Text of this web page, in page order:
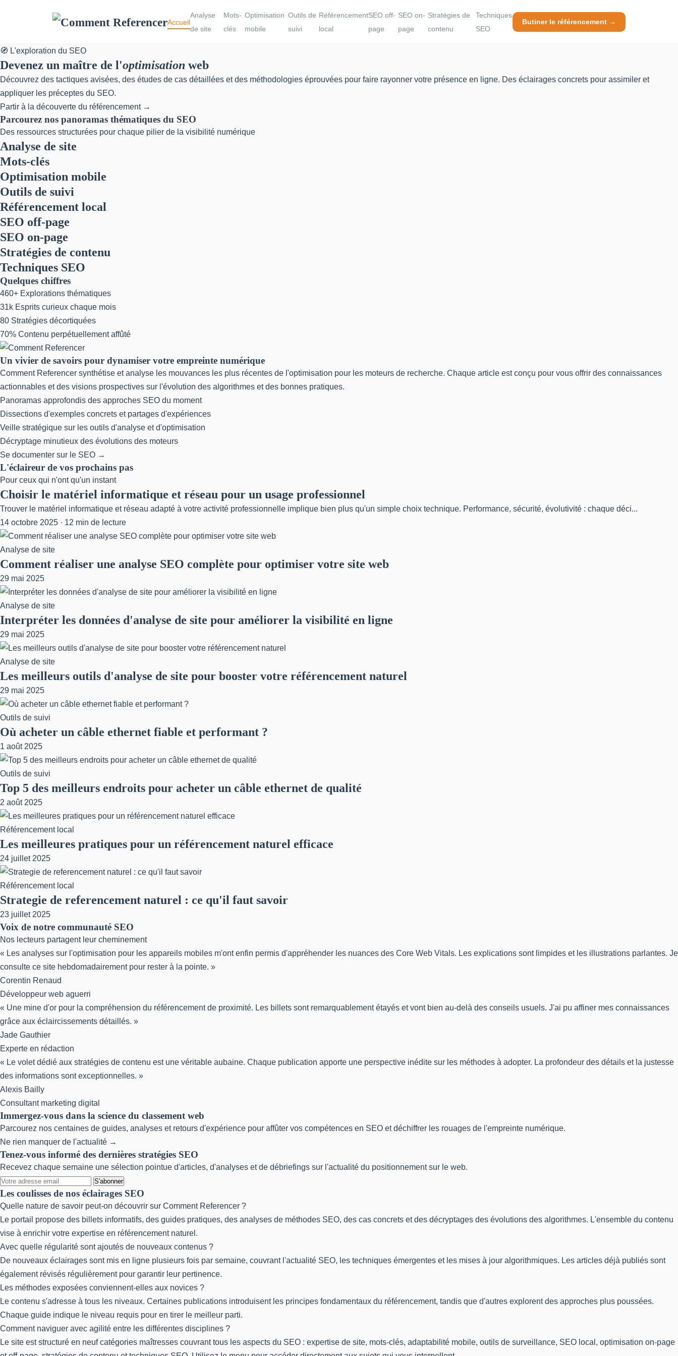
Accueil
Analyse
de site
Mots-
clés
Optimisation
mobile
Outils de
suivi
Référencement
local
SEO off-
page
SEO on-
page
Stratégies de
contenu
Techniques
SEO
Butiner le référencement →
🧭 L'exploration du SEO
Devenez un maître de l'optimisation web
Découvrez des tactiques avisées, des études de cas détaillées et des méthodologies éprouvées pour faire rayonner votre présence en ligne. Des éclairages concrets pour assimiler et
appliquer les préceptes du SEO.
Partir à la découverte du référencement →
Parcourez nos panoramas thématiques du SEO
Des ressources structurées pour chaque pilier de la visibilité numérique
Analyse de site
Mots-clés
Optimisation mobile
Outils de suivi
Référencement local
SEO off-page
SEO on-page
Stratégies de contenu
Techniques SEO
Quelques chiffres
460+ Explorations thématiques
31k Esprits curieux chaque mois
80 Stratégies décortiquées
70% Contenu perpétuellement affûté
Un vivier de savoirs pour dynamiser votre empreinte numérique
Comment Referencer synthétise et analyse les mouvances les plus récentes de l'optimisation pour les moteurs de recherche. Chaque article est conçu pour vous offrir des connaissances
actionnables et des visions prospectives sur l'évolution des algorithmes et des bonnes pratiques.
Panoramas approfondis des approches SEO du moment
Dissections d'exemples concrets et partages d'expériences
Veille stratégique sur les outils d'analyse et d'optimisation
Décryptage minutieux des évolutions des moteurs
Se documenter sur le SEO →
L'éclaireur de vos prochains pas
Pour ceux qui n'ont qu'un instant
Choisir le matériel informatique et réseau pour un usage professionnel
Trouver le matériel informatique et réseau adapté à votre activité professionnelle implique bien plus qu'un simple choix technique. Performance, sécurité, évolutivité : chaque déci...
14 octobre 2025 · 12 min de lecture
Analyse de site
Comment réaliser une analyse SEO complète pour optimiser votre site web
29 mai 2025
Analyse de site
Interpréter les données d'analyse de site pour améliorer la visibilité en ligne
29 mai 2025
Analyse de site
Les meilleurs outils d'analyse de site pour booster votre référencement naturel
29 mai 2025
Outils de suivi
Où acheter un câble ethernet fiable et performant ?
1 août 2025
Outils de suivi
Top 5 des meilleurs endroits pour acheter un câble ethernet de qualité
2 août 2025
Référencement local
Les meilleures pratiques pour un référencement naturel efficace
24 juillet 2025
Référencement local
Strategie de referencement naturel : ce qu'il faut savoir
23 juillet 2025
Voix de notre communauté SEO
Nos lecteurs partagent leur cheminement
« Les analyses sur l'optimisation pour les appareils mobiles m'ont enfin permis d'appréhender les nuances des Core Web Vitals. Les explications sont limpides et les illustrations parlantes. Je
consulte ce site hebdomadairement pour rester à la pointe. »
Corentin Renaud
Développeur web aguerri
« Une mine d'or pour la compréhension du référencement de proximité. Les billets sont remarquablement étayés et vont bien au-delà des conseils usuels. J'ai pu affiner mes connaissances
grâce aux éclaircissements détaillés. »
Jade Gauthier
Experte en rédaction
« Le volet dédié aux stratégies de contenu est une véritable aubaine. Chaque publication apporte une perspective inédite sur les méthodes à adopter. La profondeur des détails et la justesse
des informations sont exceptionnelles. »
Alexis Bailly
Consultant marketing digital
Immergez-vous dans la science du classement web
Parcourez nos centaines de guides, analyses et retours d'expérience pour affûter vos compétences en SEO et déchiffrer les rouages de l'empreinte numérique.
Ne rien manquer de l'actualité →
Tenez-vous informé des dernières stratégies SEO
Recevez chaque semaine une sélection pointue d'articles, d'analyses et de débriefings sur l'actualité du positionnement sur le web.
S'abonner
Les coulisses de nos éclairages SEO
Quelle nature de savoir peut-on découvrir sur Comment Referencer ?
Le portail propose des billets informatifs, des guides pratiques, des analyses de méthodes SEO, des cas concrets et des décryptages des évolutions des algorithmes. L'ensemble du contenu
vise à enrichir votre expertise en référencement naturel.
Avec quelle régularité sont ajoutés de nouveaux contenus ?
De nouveaux éclairages sont mis en ligne plusieurs fois par semaine, couvrant l'actualité SEO, les techniques émergentes et les mises à jour algorithmiques. Les articles déjà publiés sont
également révisés régulièrement pour garantir leur pertinence.
Les méthodes exposées conviennent-elles aux novices ?
Le contenu s'adresse à tous les niveaux. Certaines publications introduisent les principes fondamentaux du référencement, tandis que d'autres explorent des approches plus poussées.
Chaque guide indique le niveau requis pour en tirer le meilleur parti.
Comment naviguer avec agilité entre les différentes disciplines ?
Le site est structuré en neuf catégories maîtresses couvrant tous les aspects du SEO : expertise de site, mots-clés, adaptabilité mobile, outils de surveillance, SEO local, optimisation on-page